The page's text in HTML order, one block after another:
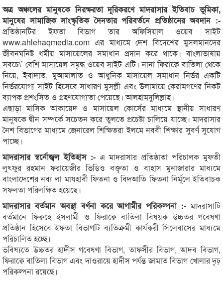
অত্র অঞ্চলের মানুষকে নিরক্ষরতা দূরিকরণে মাদরাসার ইতিবাচ ভূমিকা,
মানুষের সামাজিক সাংস্কৃতিক দৈনতার পরিবর্তনে প্রতিষ্ঠানের অবদান :-
প্রতিষ্ঠানটির ইফতা বিভাগ তার অফিসিয়াল ওয়েব সাইট
www.ahlehaqmedia.com এর মাধ্যমে দেশ বিদেশের মুসলমানদের
জীবনঘনিষ্ট ধর্মীয় মাসায়েলের সমাধান প্রদান করে থাকে। বাংলাভাষায়
সবচে\’ বেশি মাসায়েল সমৃদ্ধ ওয়েব সাইট এটি। নানা ফিরাক্বে বাতিলা থেকে
নিয়ে, ইবাদাত, মুআমালাত ও আধুনিক মাসায়েল সমাধান নির্ভর একটি
নির্ভরযোগ্য সাইট হিসেবে সাধারণ মুসল্লী এবং উলামায়ে কেরামগণের নিকট
ব্যাপক প্রশংসিত ও গ্রহণযোগ্যতা পেয়েছে। আলহামদুলিল্লাহ।
এছাড়া মাসিক আকায়েদ ও মাসায়েল কোর্সের মাধ্যমে স্থানীয় সাধারণ
মানুষকে দ্বীন সম্পর্কে সচেতন করে তুলতে প্রচেষ্টা চালিয়ে যাচ্ছে। মাদরাসার
নৈশ বিভাগের মাধ্যমে জেনারেল শিক্ষিতরা ইলমে নববী শিক্ষার সুবর্ণ সুযোগ
পাচ্ছে।
মাদরাসার স্বর্নোজ্বল ইতিহাস :- এ মাদরাসার প্রতিষ্ঠাতা পরিচালক মুফতী
লুৎফুর রহমান ফরায়েজীর ভিডিও বক্তৃতা ও বাহাস মুনাজারার মাধ্যমে
বাংলাদেশের নব্য লা মাযহাবী ফিতনা ও বিদআতি ফিতনা নির্মূলে ইতিবাচক
সফলতা পরিলক্ষিত হয়েছে।
মাদরাসার বর্তমান অবস্থা বর্ণনা করে আগামীর পরিকল্পনা :-মাদরাসাটি
বর্তমানে ফিক্বহে ইসলামী ও ফিরাক্বে বাতিলা বিষয়ক উচ্চতর গবেষণা
প্রতিষ্ঠান হিসেবে ইফতা বিভাগটি ব্যতিক্রমী কার্যকরী সিলেবাসের মাধ্যমে
পরিচালিত হচ্ছে।
ভবিষ্যতে উচ্চতর হাদীস গবেষণা বিভাগ, তাফসীর বিভাগ, আদব বিভাগ,
ফিরাক্বে বাতিলা বিভাগ এবং দাওরায়ে হাদীস পর্যন্ত জামাত বিভাগ খোলার দৃঢ়
পরিকল্পনা রয়েছে।